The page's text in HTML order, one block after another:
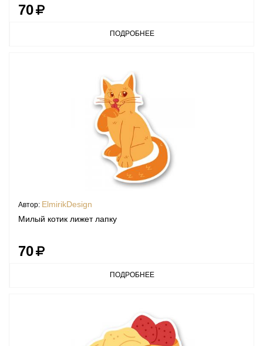
70
ПОДРОБНЕЕ
Автор: ElmirikDesign
Милый котик лижет лапку
70
ПОДРОБНЕЕ